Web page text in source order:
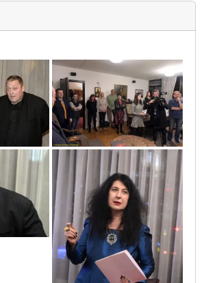
vic2302
vic2259